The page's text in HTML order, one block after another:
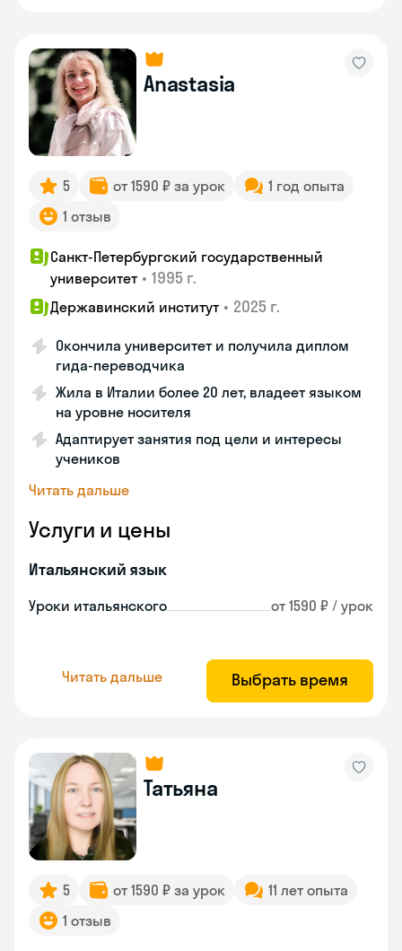
Anastasia
5 от 1590 ₽ за урок
1 год опыта
1 отзыв
Санкт-Петербургский государственный
университет • 1995 г.
Державинский институт • 2025 г.
Окончила университет и получила диплом
гида-переводчика
Жила в Италии более 20 лет, владеет языком
на уровне носителя
Адаптирует занятия под цели и интересы
учеников
Читать дальше
Услуги и цены
Итальянский язык
Уроки итальянского от 1590 ₽ / урок
Читать дальше Выбрать время
Татьяна
5 от 1590 ₽ за урок
11 лет опыта
1 отзыв